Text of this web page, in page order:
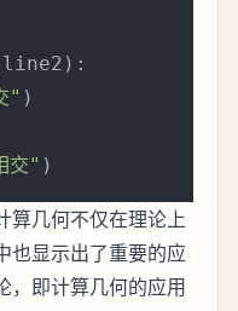
"
交"
算几何不仅在理论上
也显示出了重要的应
，即计算几何的应用